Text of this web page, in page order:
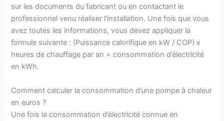
sur les documents du fabricant ou en contactant le
professionnel venu réaliser l’installation. Une fois que vous
avez toutes les informations, vous devez appliquer la
formule suivante : (Puissance calorifique en kW / COP) x
heures de chauffage par an = consommation d’électricité
en kWh.
Comment calculer la consommation d’une pompe à chaleur
en euros ?
Une fois la consommation d’électricité connue en